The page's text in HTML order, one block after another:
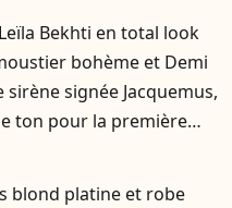
Bekhti en total look
bohème et Demi
signée Jacquemus,
ton pour la première
blond platine et robe